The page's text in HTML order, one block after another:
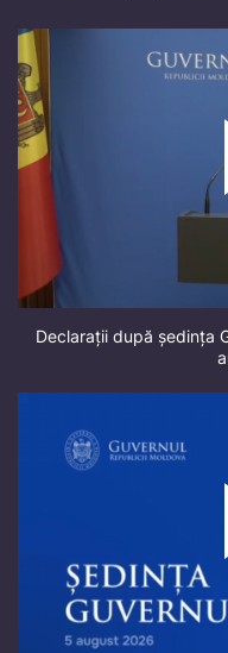
Declarații după ședința